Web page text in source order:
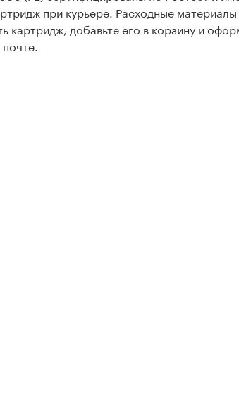
при курьере. Расходные
картридж, добавьте его в корзину и